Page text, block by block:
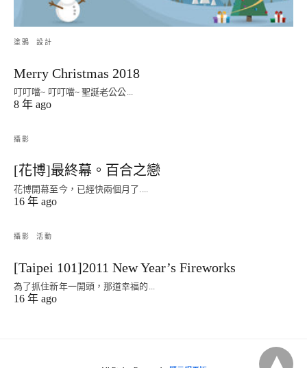
塗鴉 設計
Merry Christmas 2018
叮叮噹~ 叮叮噹~ 聖誕老公公...
8 年 ago
攝影
[花博]最終幕。百合之戀
花博開幕至今，已經快兩個月了....
16 年 ago
攝影 活動
[Taipei 101]2011 New Year’s Fireworks
為了抓住新年一開頭，那道幸福的...
16 年 ago